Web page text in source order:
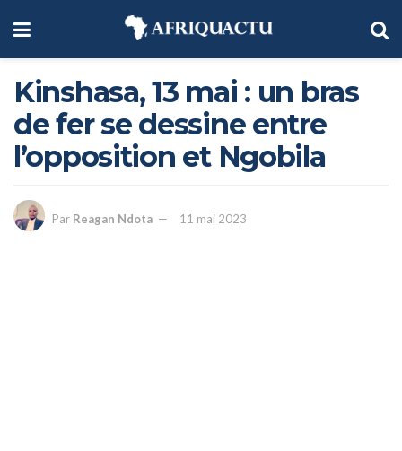
Kinshasa, 13 mai : un bras
de fer se dessine entre
l’opposition et Ngobila
Par Reagan Ndota 11 mai 2023